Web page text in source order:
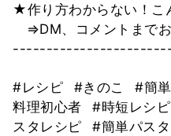
★作り方わからない！こ
⇒DM、コメントまでお
#レシピ #きのこ #簡
料理初心者
#時短レシピ
スタレシピ
#簡単パスタ